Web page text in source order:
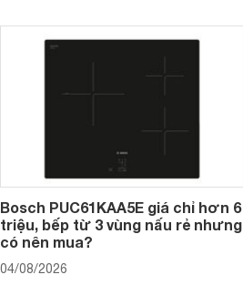
Bosch PUC61KAA5E giá chỉ hơn 6
triệu, bếp từ 3 vùng nấu rẻ nhưng
có nên mua?
04/08/2026